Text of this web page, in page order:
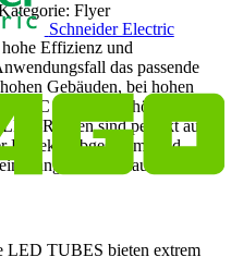
Schneider Electric
Flyer
Effizienz und
das passende
Gebäuden, bei hohen
oder wenn höchste
Röhren sind perfekt auf
Projekte abgestimmt und
lange Lebensdauer.
TUBES bieten extrem